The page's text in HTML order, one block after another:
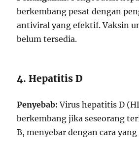
berkembang pesat dengan
antiviral yang efektif. Vaksin
belum tersedia.
4. Hepatitis D
Penyebab: Virus hepatitis D
berkembang jika seseorang
B, menyebar dengan cara yang